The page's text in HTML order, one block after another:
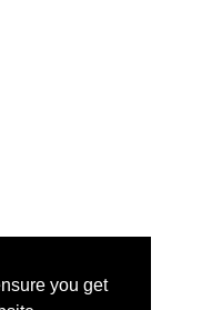
you get